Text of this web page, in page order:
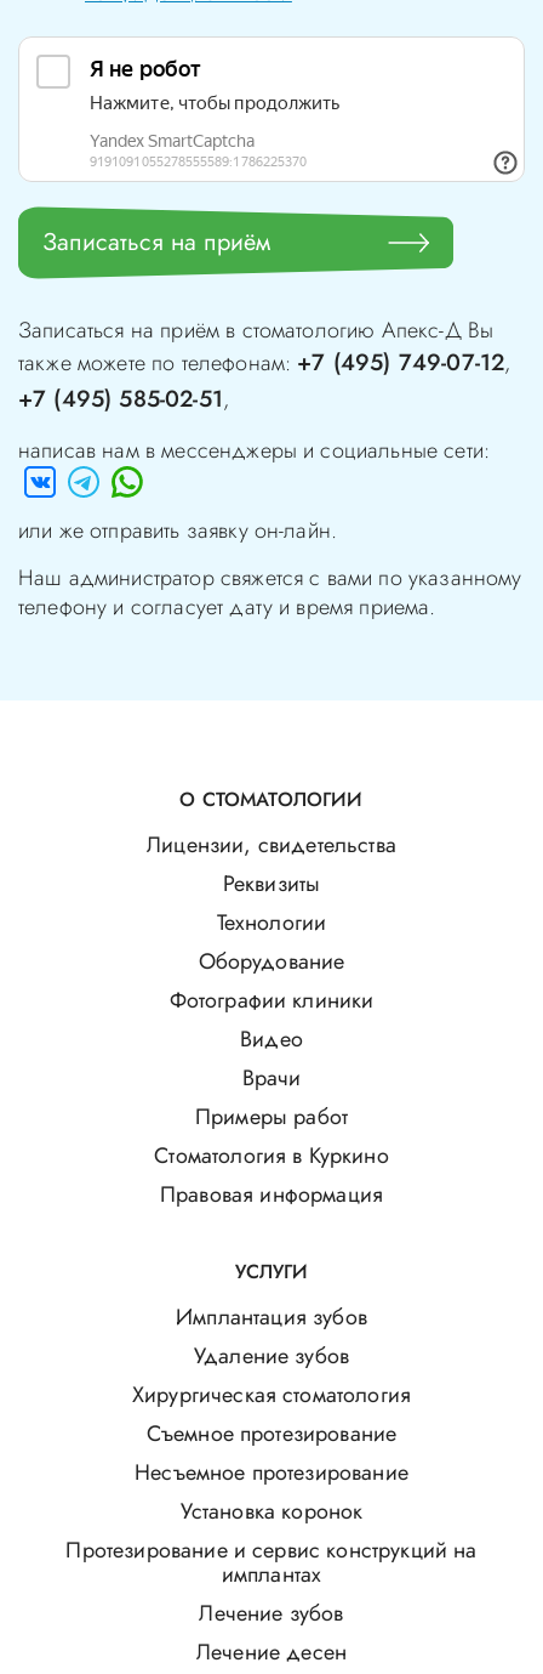
Записаться на приём
Записаться на приём в стоматологию Апекс-ДВы
также можете по телефонам: +7 (495) 749-07-12,
+7 (495) 585-02-51,
написав нам в мессенджеры и социальные сети:
или же отправить заявку он-лайн.
Наш администратор свяжется с вами по указанному
телефону и согласует дату и время приема.
О СТОМАТОЛОГИИ
Лицензии, свидетельства
Реквизиты
Технологии
Оборудование
Фотографии клиники
Видео
Врачи
Примеры работ
Стоматология в Куркино
Правовая информация
УСЛУГИ
Имплантация зубов
Удаление зубов
Хирургическая стоматология
Съемное протезирование
Несъемное протезирование
Установка коронок
Протезирование и сервис конструкций на
имплантах
Лечение зубов
Лечение десен